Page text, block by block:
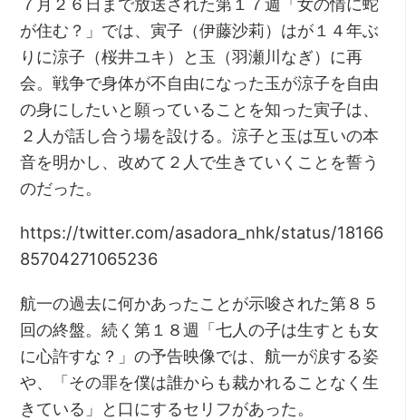
が住む？」では、寅子（伊藤沙莉）はが１４年ぶ
りに涼子（桜井ユキ）と玉（羽瀬川なぎ）に再
会。戦争で身体が不自由になった玉が涼子を自由
の身にしたいと願っていることを知った寅子は、
２人が話し合う場を設ける。涼子と玉は互いの本
音を明かし、改めて２人で生きていくことを誓う
のだった。
https://twitter.com/asadora_nhk/status/18166
85704271065236
航一の過去に何かあったことが示唆された第８５
回の終盤。続く第１８週「七人の子は生すとも女
に心許すな？」の予告映像では、航一が涙する姿
や、「その罪を僕は誰からも裁かれることなく生
きている」と口にするセリフがあった。